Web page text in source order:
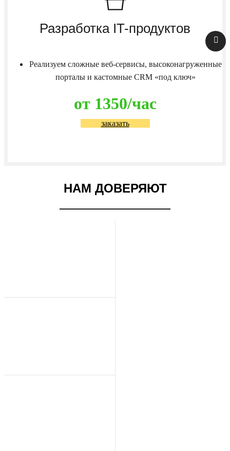
Разработка IT-продуктов
Реализуем сложные веб-сервисы, высоконагруженные
порталы и кастомные CRM «под ключ»
от 1350/час
заказать
НАМ ДОВЕРЯЮТ